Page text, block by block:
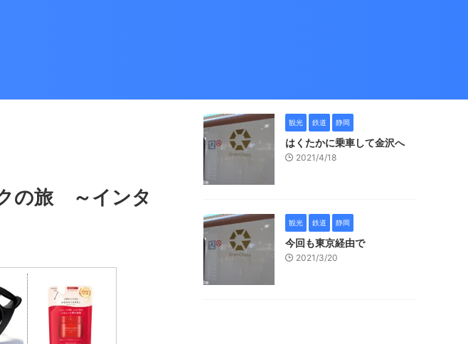
の旅 ～インタ
観光 鉄道 静岡
はくたかに乗車して金沢へ
2021/4/18
観光 鉄道 静岡
今回も東京経由で
2021/3/20